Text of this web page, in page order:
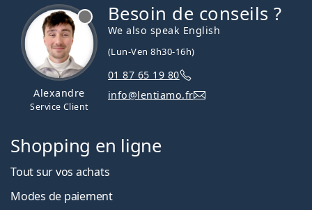
Alexandre
Service Client
Besoin de conseils ?
We also speak English
(Lun-Ven 8h30-16h)
01 87 65 19 80
info@lentiamo.fr
Shopping en ligne
Tout sur vos achats
Modes de paiement